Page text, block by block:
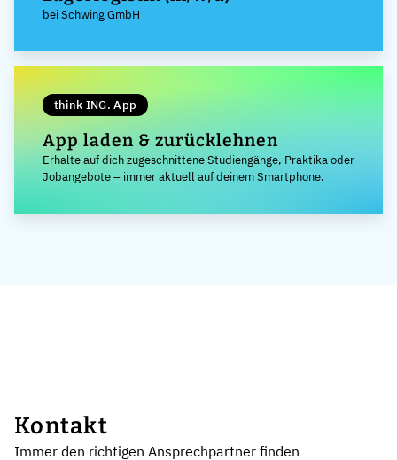
bei Schwing GmbH
think ING. App
App laden & zurücklehnen
Erhalte auf dich zugeschnittene Studiengänge, Praktika oder
Jobangebote – immer aktuell auf deinem Smartphone.
Kontakt
Immer den richtigen Ansprechpartner finden